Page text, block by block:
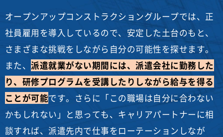
オープンアップコンストラクショングループでは、正
社員雇用を導入しているので、安定した土台のもと、
さまざまな挑戦をしながら自分の可能性を探せます。
また、派遣就業がない期間には、派遣会社に勤務した
り、研修プログラムを受講したりしながら給与を得る
ことが可能です。さらに「この職場は自分に合わない
かもしれない」と思っても、キャリアパートナーに相
談すれば、派遣先内で仕事をローテーションしなが